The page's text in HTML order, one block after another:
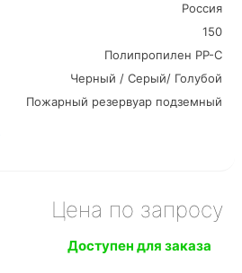
Россия
150
Полипропилен PP-C
Черный / Серый/ Голубой
Пожарный резервуар подземный
Цена по запросу
Доступен для заказа